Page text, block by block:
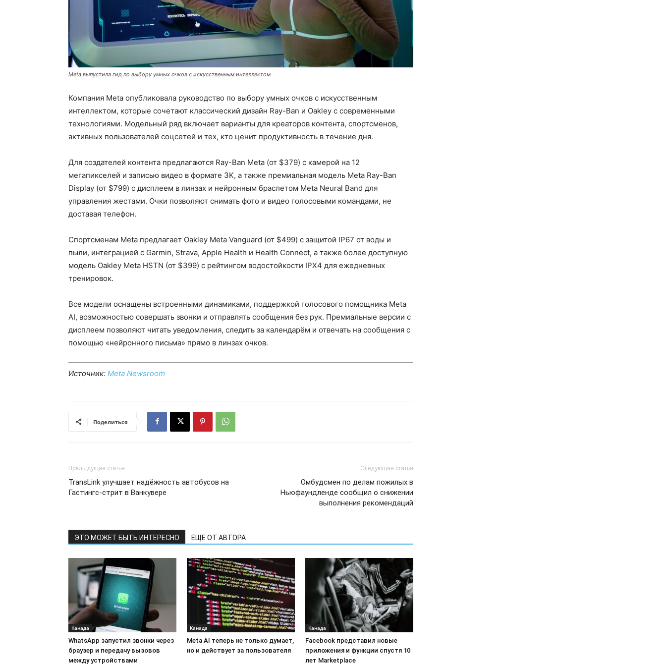
Meta выпустила гид по выбору умных очков с искусственным интеллектом
Компания Meta опубликовала руководство по выбору умных очков с искусственным
интеллектом, которые сочетают классический дизайн Ray-Ban и Oakley с современными
технологиями. Модельный ряд включает варианты для креаторов контента, спортсменов,
активных пользователей соцсетей и тех, кто ценит продуктивность в течение дня.
Для создателей контента предлагаются Ray-Ban Meta (от $379) с камерой на 12
мегапикселей и записью видео в формате 3K, а также премиальная модель Meta Ray-Ban
Display (от $799) с дисплеем в линзах и нейронным браслетом Meta Neural Band для
управления жестами. Очки позволяют снимать фото и видео голосовыми командами, не
доставая телефон.
Спортсменам Meta предлагает Oakley Meta Vanguard (от $499) с защитой IP67 от воды и
пыли, интеграцией с Garmin, Strava, Apple Health и Health Connect, а также более доступную
модель Oakley Meta HSTN (от $399) с рейтингом водостойкости IPX4 для ежедневных
тренировок.
Все модели оснащены встроенными динамиками, поддержкой голосового помощника Meta
AI, возможностью совершать звонки и отправлять сообщения без рук. Премиальные версии с
дисплеем позволяют читать уведомления, следить за календарём и отвечать на сообщения с
помощью «нейронного письма» прямо в линзах очков.
Источник: Meta Newsroom
Поделиться
Предыдущая статья
TransLink улучшает надёжность автобусов на
Гастингс-стрит в Ванкувере
Следующая статья
Омбудсмен по делам пожилых в
Ньюфаундленде сообщил о снижении
выполнения рекомендаций
ЭТО МОЖЕТ БЫТЬ ИНТЕРЕСНО ЕЩЕ ОТ АВТОРА
Канада
WhatsApp запустил звонки через
браузер и передачу вызовов
между устройствами
Канада
Meta AI теперь не только думает,
но и действует за пользователя
Канада
Facebook представил новые
приложения и функции спустя 10
лет Marketplace